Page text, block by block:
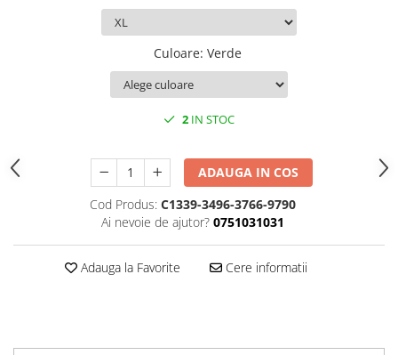
Culoare: Verde
2 IN STOC
ADAUGA IN COS
Cod Produs: C1339-3496-3766-9790
Ai nevoie de ajutor? 0751031031
Adauga la Favorite Cere informatii